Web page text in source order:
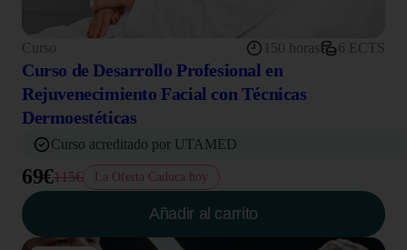
Curso 150 horas 6 ECTS
Curso de Desarrollo Profesional en
Rejuvenecimiento Facial con Técnicas
Dermoestéticas
Curso acreditado por UTAMED
69€115€ La Oferta Caduca hoy
Añadir al carrito